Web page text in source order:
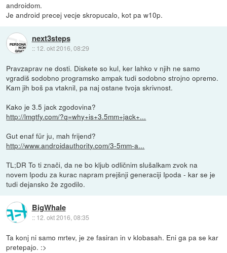
androidom.
Je android precej vecje skropucalo, kot pa w10p.
next3steps
:: 12. okt 2016, 08:29
Pravzaprav ne dosti. Diskete so kul, ker lahko v njih ne samo
vgradiš sodobno programsko ampak tudi sodobno strojno opremo.
Kam jih boš pa vtaknil, pa naj ostane tvoja skrivnost.
Kako je 3.5 jack zgodovina?
http://lmgtfy.com/?q=why+is+3.5mm+jack+...
Gut enaf für ju, mah frijend?
http://www.androidauthority.com/3-5mm-a...
TL;DR To ti znači, da ne bo kljub odličnim slušalkam zvok na
novem Ipodu za kurac napram prejšnji generaciji Ipoda - kar se je
tudi dejansko že zgodilo.
BigWhale
:: 12. okt 2016, 08:35
Ta konj ni samo mrtev, je ze fasiran in v klobasah. Eni ga pa se kar
pretepajo. :>